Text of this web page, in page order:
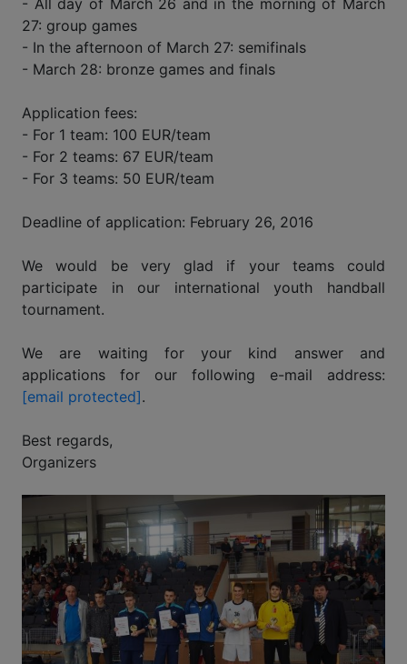
- All day of March 26 and in the morning of March
27: group games
- In the afternoon of March 27: semifinals
- March 28: bronze games and finals
Application fees:
- For 1 team: 100 EUR/team
- For 2 teams: 67 EUR/team
- For 3 teams: 50 EUR/team
Deadline of application: February 26, 2016
We would be very glad if your teams could
participate in our international youth handball
tournament.
We are waiting for your kind answer and
applications for our following e-mail address:
[email protected].
Best regards,
Organizers